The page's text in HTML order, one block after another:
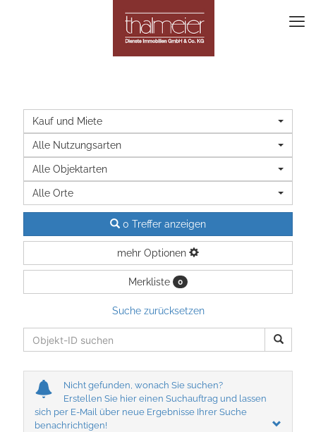
Kauf und Miete
Alle Nutzungsarten
Alle Objektarten
Alle Orte
0 Treffer anzeigen
mehr Optionen
Merkliste 0
Suche zurücksetzen
Nicht gefunden, wonach Sie suchen?
Erstellen Sie hier einen Suchauftrag und lassen
sich per E-Mail über neue Ergebnisse Ihrer Suche
benachrichtigen!